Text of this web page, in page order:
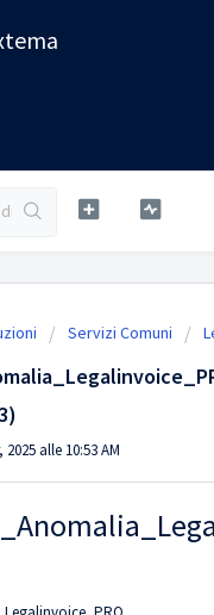
Servizi Comuni
alle 10:53 AM